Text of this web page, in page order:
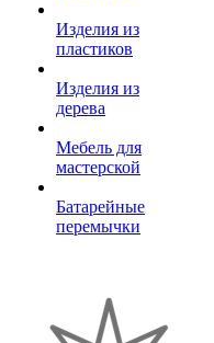
Изделия из
пластиков
Изделия из
дерева
Мебель для
мастерской
Батарейные
перемычки